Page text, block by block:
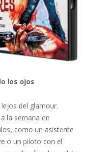
los ojos
del glamour.
la semana en
como un asistente
o un piloto con el